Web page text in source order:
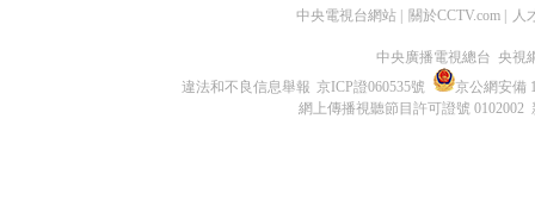
中央電視台網站 關於CCTV.com 人
中央廣播電視總台 央視
違法和不良信息舉報 京ICP證060535號
京公網安備
網上傳播視聽節目許可證號 0102002